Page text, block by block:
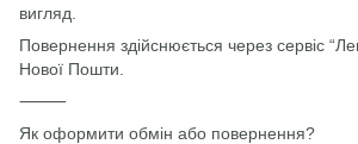
вигляд.
Повернення здійснюється через сервіс
Нової Пошти.
⸻
Як оформити обмін або повернення?